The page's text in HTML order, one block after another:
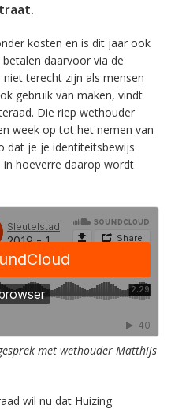
kosten en is dit jaar ook
daarvoor via de
terecht zijn als mensen
gebruik van maken, vindt
Die riep wethouder
week op tot het nemen van
dat je je identiteitsbewijs
hoeverre daarop wordt
met wethouder Matthijs
wil nu dat Huizing